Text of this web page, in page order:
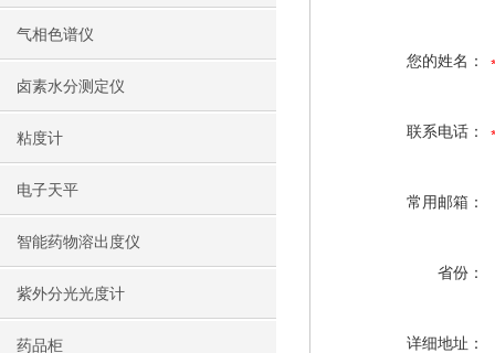
气相色谱仪
卤素水分测定仪
粘度计
电子天平
智能药物溶出度仪
紫外分光光度计
药品柜
您的姓名：
联系电话：
常用邮箱：
省份：
详细地址：